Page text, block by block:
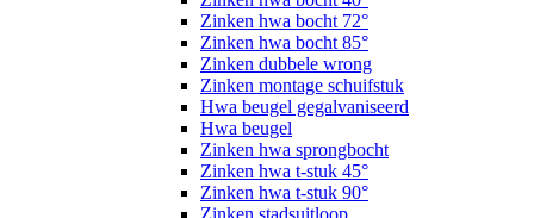
Zinken hwa bocht 72°
Zinken hwa bocht 85°
Zinken dubbele wrong
Zinken montage schuifstuk
Hwa beugel gegalvaniseerd
Hwa beugel
Zinken hwa sprongbocht
Zinken hwa t-stuk 45°
Zinken hwa t-stuk 90°
Zinken stadsuitloop